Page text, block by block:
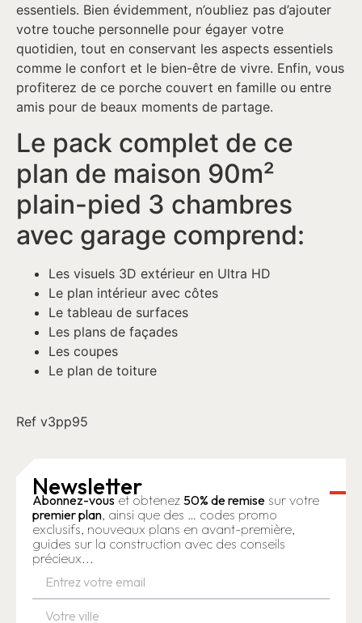
essentiels. Bien évidemment, n’oubliez pas d’ajouter
votre touche personnelle pour égayer votre
quotidien, tout en conservant les aspects essentiels
comme le confort et le bien-être de vivre. Enfin, vous
profiterez de ce porche couvert en famille ou entre
amis pour de beaux moments de partage.
Le pack complet de ce
plan de maison 90m²
plain-pied 3 chambres
avec garage comprend:
Les visuels 3D extérieur en Ultra HD
Le plan intérieur avec côtes
Le tableau de surfaces
Les plans de façades
Les coupes
Le plan de toiture
Ref v3pp95
Newsletter
Abonnez-vous et obtenez 50% de remise sur votre
premier plan, ainsi que des … codes promo
exclusifs, nouveaux plans en avant-première,
guides sur la construction avec des conseils
précieux...